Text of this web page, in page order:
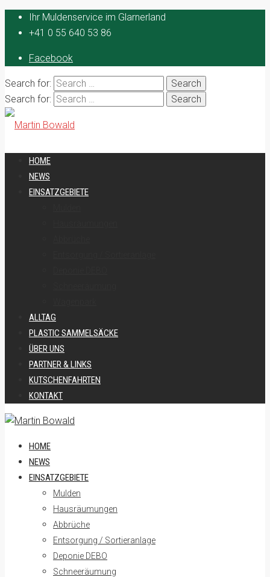
Ihr Muldenservice im Glarnerland
+41 0 55 640 53 86
Facebook
Search for:
Search for:
HOME
NEWS
EINSATZGEBIETE
ALLTAG
PLASTIC SAMMELSÄCKE
ÜBER UNS
PARTNER & LINKS
KUTSCHENFAHRTEN
KONTAKT
HOME
NEWS
EINSATZGEBIETE
Mulden
Hausräumungen
Abbrüche
Entsorgung / Sortieranlage
Deponie DEBO
Schneeräumung